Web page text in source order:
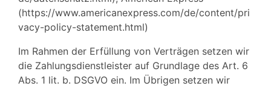
(https://www.americanexpress.com/de/content/pri
vacy-policy-statement.html)
Im Rahmen der Erfüllung von Verträgen setzen wir
die Zahlungsdienstleister auf Grundlage des Art. 6
Abs. 1 lit. b. DSGVO ein. Im Übrigen setzen wir